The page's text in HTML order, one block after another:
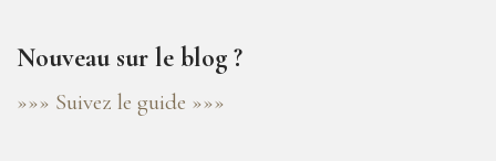
Nouveau sur le blog ?
»»» Suivez le guide »»»